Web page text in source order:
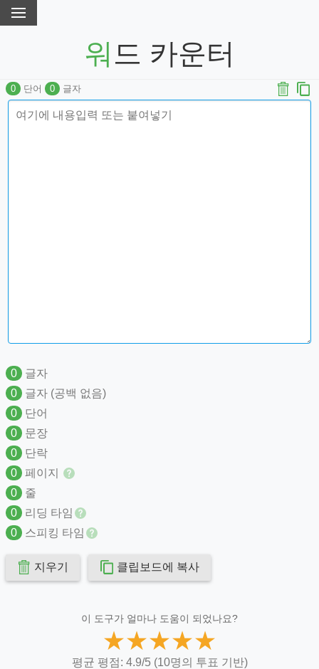
워드 카운터
0 단어 0 글자
0
글자
0
글자 (공백 없음)
0
단어
0
문장
0
단락
0
페이지
0
줄
0
리딩 타임
0
스피킹 타임
지우기 클립보드에 복사
이 도구가 얼마나 도움이 되었나요?
★★★★★
평균 평점: 4.9/5 (10명의 투표 기반)